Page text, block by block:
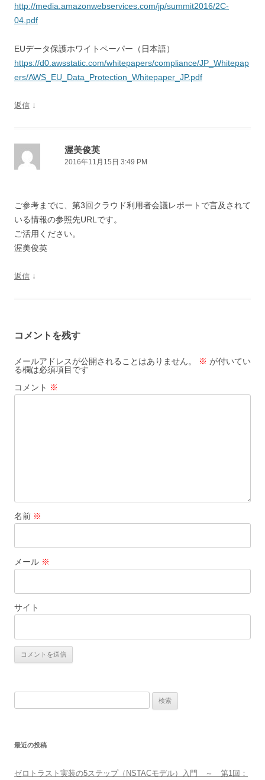
http://media.amazonwebservices.com/jp/summit2016/2C-
04.pdf
EUデータ保護ホワイトペーパー（日本語）
https://d0.awsstatic.com/whitepapers/compliance/JP_Whitepap
ers/AWS_EU_Data_Protection_Whitepaper_JP.pdf
返信 ↓
渥美俊英
2016年11月15日 3:49 PM
ご参考までに、第3回クラウド利用者会議レポートで言及されて
いる情報の参照先URLです。
ご活用ください。
渥美俊英
返信 ↓
コメントを残す
メールアドレスが公開されることはありません。 ※ が付いてい
る欄は必須項目です
コメント ※
名前 ※
メール ※
サイト
索:
最近の投稿
ゼロトラスト実装の5ステップ（NSTACモデル）入門 ～ 第1回：